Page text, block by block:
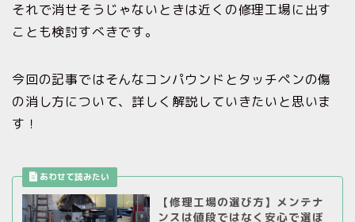
それで消せそうじゃないときは近くの修理工場に出す
ことも検討すべきです。
今回の記事ではそんなコンパウンドとタッチペンの傷
の消し方について、詳しく解説していきたいと思いま
す！
【修理工場の選び方】メンテナ
ンスは値段ではなく安心で選ぼ